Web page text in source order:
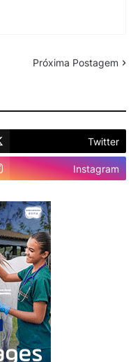
Próxima Postagem
Twitter
Instagram